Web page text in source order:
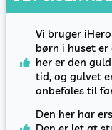
Vi bruger
børn i huset
her er den
tid, og gulvet
anbefales til
Den her har